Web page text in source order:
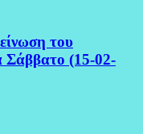
του
Σάββατο (15-02-